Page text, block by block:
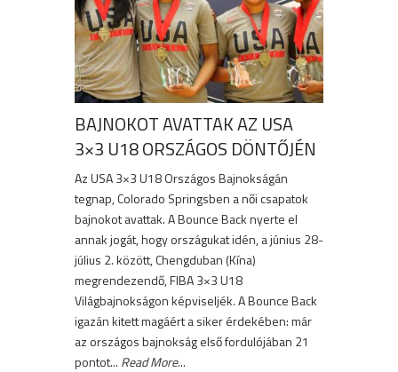
BAJNOKOT AVATTAK AZ USA
3×3 U18 ORSZÁGOS DÖNTŐJÉN
Az USA 3×3 U18 Országos Bajnokságán
tegnap, Colorado Springsben a női csapatok
bajnokot avattak. A Bounce Back nyerte el
annak jogát, hogy országukat idén, a június 28-
július 2. között, Chengduban (Kína)
megrendezendő, FIBA 3×3 U18
Világbajnokságon képviseljék. A Bounce Back
igazán kitett magáért a siker érdekében: már
az országos bajnokság első fordulójában 21
pontot... Read More...